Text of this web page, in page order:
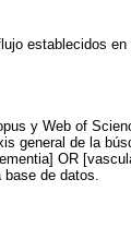
establecidos
y Web of
general de la
OR
de datos.